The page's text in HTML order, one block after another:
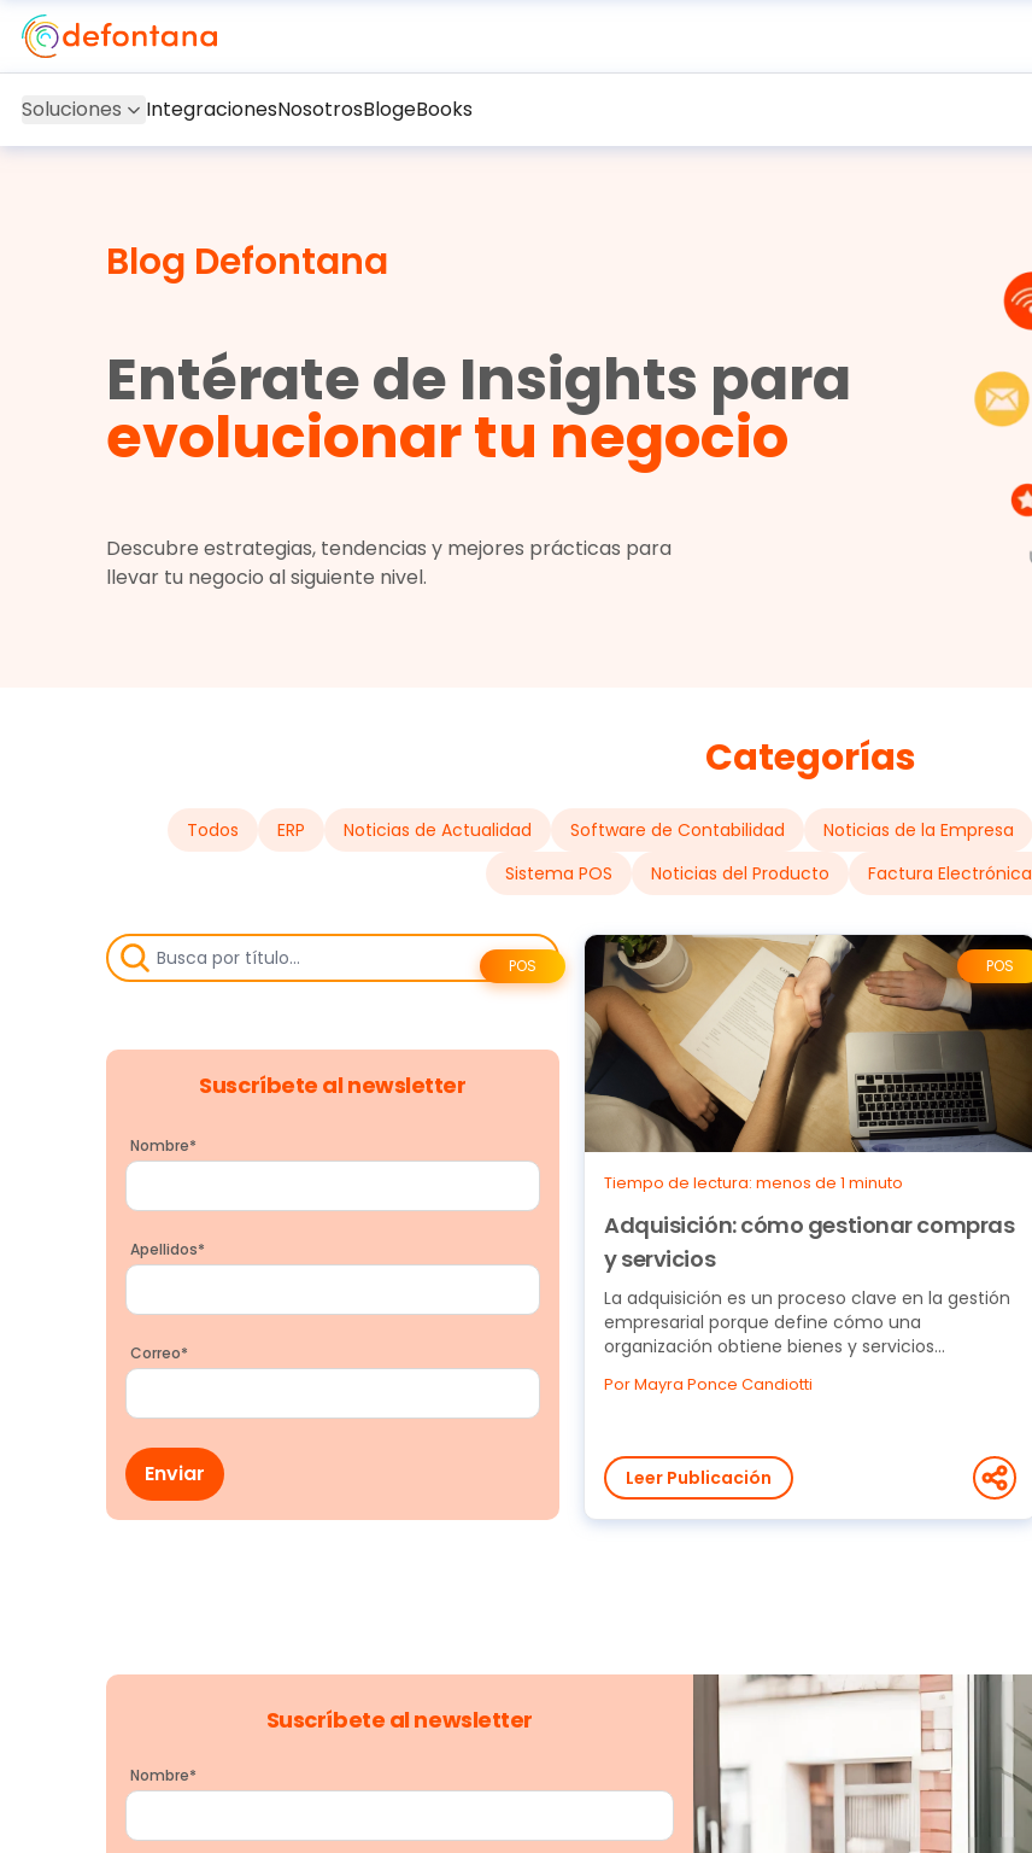
Soluciones IntegracionesNosotrosBlogeBooks
Blog Defontana
Entérate de Insights para
evolucionar tu negocio
Descubre estrategias, tendencias y mejores prácticas para
llevar tu negocio al siguiente nivel.
Categorías
Todos ERP Noticias de Actualidad Software de Contabilidad Noticias de la Empresa
Sistema POS
Noticias del Producto Factura Electrónica
Suscríbete al newsletter
Nombre*
Apellidos*
Correo*
POS
Tiempo de lectura: menos de 1 minuto
Adquisición: cómo gestionar compras
y servicios
La adquisición es un proceso clave en la gestión
empresarial porque define cómo una
organización obtiene bienes y servicios
Por Mayra Ponce Candiotti
Leer Publicación
POS
Suscríbete al newsletter
Nombre*